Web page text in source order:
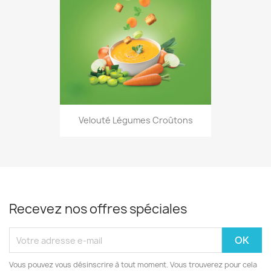
Velouté Légumes Croûtons
Recevez nos offres spéciales
Vous pouvez vous désinscrire à tout moment. Vous trouverez pour cela